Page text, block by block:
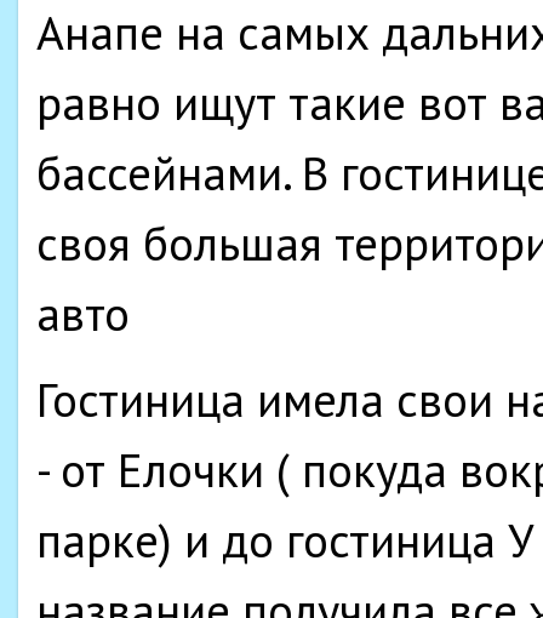
Анапе на самых
равно ищут такие вот
бассейнами. В
своя большая
авто
Гостиница имела свои
- от Елочки ( покуда
парке) и до гостиница